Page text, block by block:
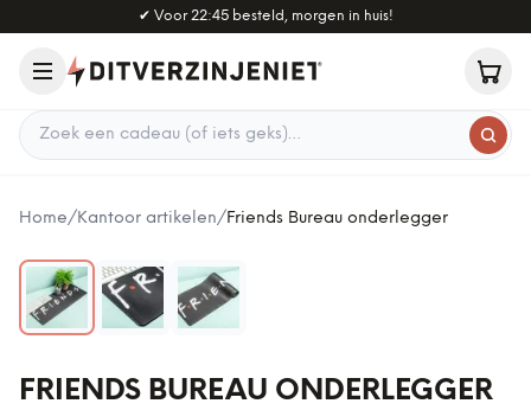
Naar hoofdinhoud
✔ Voor 22:45 besteld, morgen in huis!
Zoek een cadeau
Home/Kantoor artikelen/Friends Bureau onderlegger
FRIENDS BUREAU ONDERLEGGER